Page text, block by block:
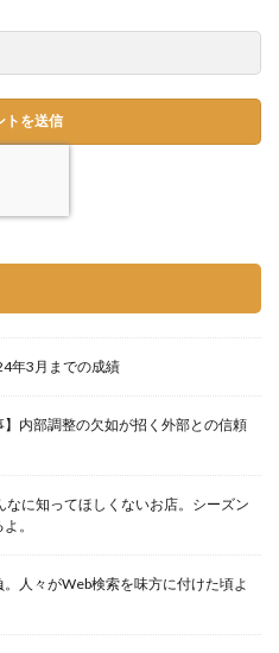
年3月までの成績
】内部調整の欠如が招く外部との信頼
に知ってほしくないお店。シーズン
。
人々がWeb検索を味方に付けた頃よ